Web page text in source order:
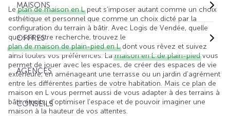
MAISONS
OFFRES
AGENCES
CONSEILS
Leplan de maison en Lpeut s’imposer autant comme un choix
esthétique et personnel que comme un choix dicté par la
configuration du terrain à bâtir. Avec Logis de Vendée, quelle
que soit votre recherche, trouvez le
plan de maison de plain-pied en Ldont vous rêvez et suivez
ainsi toutes vos préférences. Lamaison en L de plain-piedvous
permet de jouer avec les espaces, de créer des espaces de vie
extérieure, en aménageant une terrasse ou un jardin d’agrément
entre les différentes parties de votre habitation. Mais ce plan de
maison en L vous permet aussi de vous adapter à des terrains à
bâtir étroits, d’optimiser l’espace et de pouvoir imaginer une
maison à la hauteur de vos attentes.